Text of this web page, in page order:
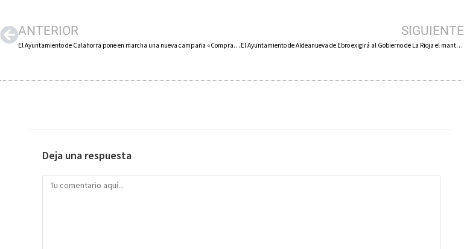
ANTERIOR
El Ayuntamiento de Calahorra pone en marcha una nueva campaña «Compra y aparca» que regalará 300.000 minutos de aparcamiento gratuito
SIGUIENTE
El Ayuntamiento de Aldeanueva de Ebro exigirá al Gobierno de La Rioja el mantenimiento del servicio de Urgencias los fines de semana y festivos
Deja una respuesta